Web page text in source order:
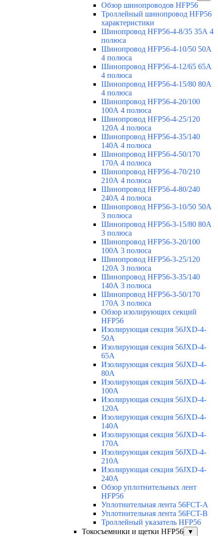
Обзор шинопроводов HFP56
Троллейный шинопровод HFP56
характеристики
Шинопровод HFP56-4-8/35 35А 4
полюса
Шинопровод HFP56-4-10/50 50А
4 полюса
Шинопровод HFP56-4-12/65 65А
4 полюса
Шинопровод HFP56-4-15/80 80А
4 полюса
Шинопровод HFP56-4-20/100
100А 4 полюса
Шинопровод HFP56-4-25/120
120А 4 полюса
Шинопровод HFP56-4-35/140
140А 4 полюса
Шинопровод HFP56-4-50/170
170А 4 полюса
Шинопровод HFP56-4-70/210
210А 4 полюса
Шинопровод HFP56-4-80/240
240А 4 полюса
Шинопровод HFP56-3-10/50 50А
3 полюса
Шинопровод HFP56-3-15/80 80А
3 полюса
Шинопровод HFP56-3-20/100
100А 3 полюса
Шинопровод HFP56-3-25/120
120А 3 полюса
Шинопровод HFP56-3-35/140
140А 3 полюса
Шинопровод HFP56-3-50/170
170А 3 полюса
Обзор изолирующих секций
HFP56
Изолирующая секция 56JXD-4-
50A
Изолирующая секция 56JXD-4-
65A
Изолирующая секция 56JXD-4-
80A
Изолирующая секция 56JXD-4-
100A
Изолирующая секция 56JXD-4-
120A
Изолирующая секция 56JXD-4-
140A
Изолирующая секция 56JXD-4-
170A
Изолирующая секция 56JXD-4-
210A
Изолирующая секция 56JXD-4-
240A
Обзор уплотнительных лент
HFP56
Уплотнительная лента 56FCT-A
Уплотнительная лента 56FCT-B
Троллейный указатель HFP56
Токосъемники и щетки HFP56
▼